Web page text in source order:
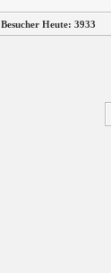
Besucher Heute: 3933